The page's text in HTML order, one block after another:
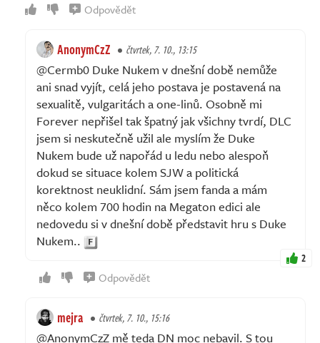
Odpovědět
AnonymCzZ čtvrtek, 7. 10., 13:15
@Cermb0 Duke Nukem v dnešní době nemůže
ani snad vyjít, celá jeho postava je postavená na
sexualitě, vulgaritách a one-linů. Osobně mi
Forever nepřišel tak špatný jak všichny tvrdí, DLC
jsem si neskutečně užil ale myslím že Duke
Nukem bude už napořád u ledu nebo alespoň
dokud se situace kolem SJW a politická
korektnost neuklidní. Sám jsem fanda a mám
něco kolem 700 hodin na Megaton edici ale
nedovedu si v dnešní době představit hru s Duke
Nukem..
2
Odpovědět
mejra čtvrtek, 7. 10., 15:16
@AnonymCzZ mě teda DN moc nebavil. S tou